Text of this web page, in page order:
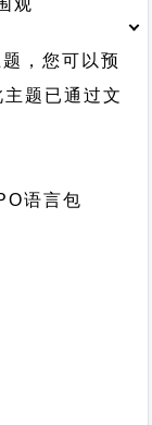
，您可以预
题已通过文
语言包